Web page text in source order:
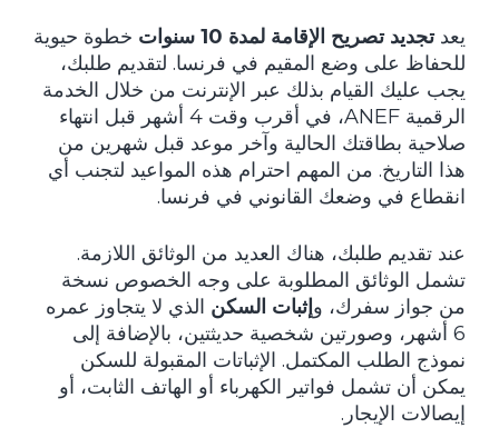
يعد تجديد تصريح الإقامة لمدة 10 سنوات
خطوة حيوية
للحفاظ على وضع المقيم في فرنسا. لتقديم طلبك،
يجب عليك القيام بذلك عبر الإنترنت من خلال الخدمة
الرقمية ANEF، في أقرب وقت 4 أشهر قبل انتهاء
صلاحية بطاقتك الحالية وآخر موعد قبل شهرين من
هذا التاريخ. من المهم احترام هذه المواعيد لتجنب أي
انقطاع في وضعك القانوني في فرنسا.
عند تقديم طلبك، هناك العديد من الوثائق اللازمة.
تشمل الوثائق المطلوبة على وجه الخصوص نسخة
من جواز سفرك، و إثبات السكن الذي لا يتجاوز عمره
6 أشهر، وصورتين شخصية حديثتين، بالإضافة إلى
نموذج الطلب المكتمل. الإثباتات المقبولة للسكن
يمكن أن تشمل فواتير الكهرباء أو الهاتف الثابت، أو
إيصالات الإيجار.